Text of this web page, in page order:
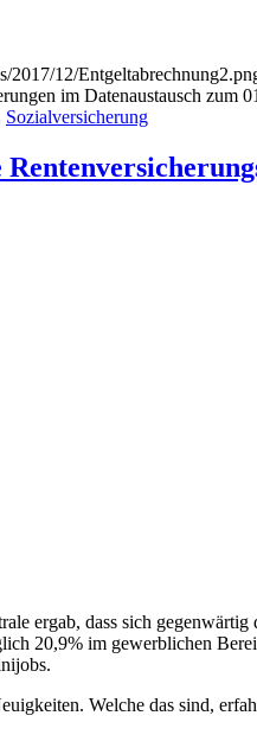
2017/12/
im Datenaustausch zum
Sozialversicherung
ergab, dass sich
20,9% im gewerblichen
Welche das sind,